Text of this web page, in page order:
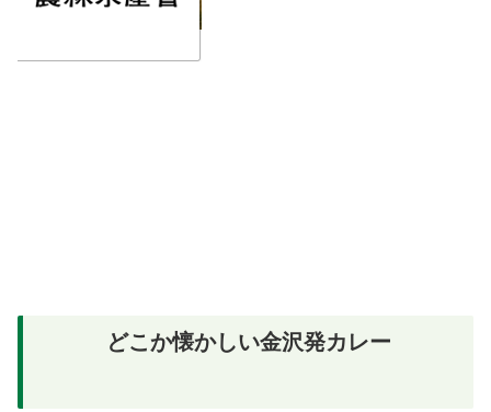
どこか懐かしい金沢発カレー